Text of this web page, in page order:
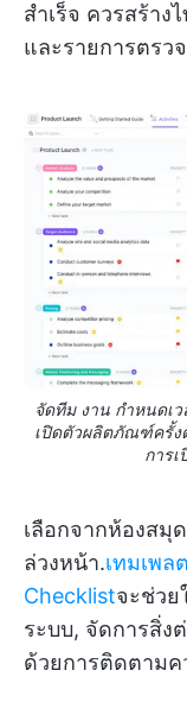
สำเร็จ ควรสร้าง
และรายการตรว
จัดทีม งาน กำหนดเ
เปิดตัวผลิตภัณฑ์ครั้ง
การ
เลือกจากห้องสมุ
ล่วงหน้า.เทมเพล
Checklistจะช่วย
ระบบ, จัดการสิ่ง
ด้วยการติดตามค